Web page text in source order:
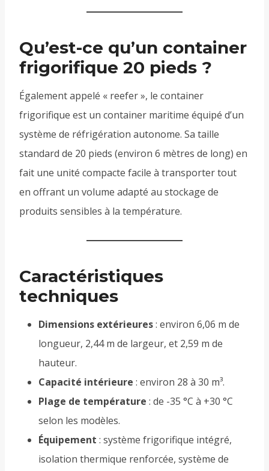
Qu’est-ce qu’un container
frigorifique 20 pieds ?
Également appelé « reefer », le container
frigorifique est un container maritime équipé d’un
système de réfrigération autonome. Sa taille
standard de 20 pieds (environ 6 mètres de long) en
fait une unité compacte facile à transporter tout
en offrant un volume adapté au stockage de
produits sensibles à la température.
Caractéristiques
techniques
Dimensions extérieures: environ 6,06 m de
longueur, 2,44 m de largeur, et 2,59 m de
hauteur.
Capacité intérieure : environ 28 à 30 m³.
Plage de température : de -35 °C à +30 °C
selon les modèles.
Équipement : système frigorifique intégré,
isolation thermique renforcée, système de